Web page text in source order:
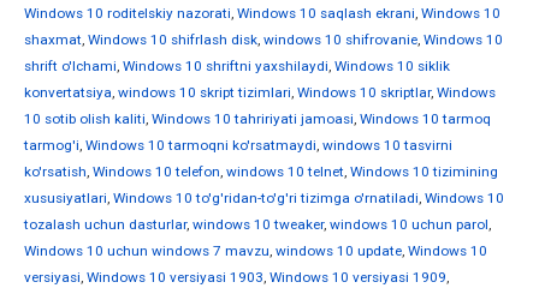
Windows 10 roditelskiy nazorati, Windows 10 saqlash ekrani, Windows 10
shaxmat, Windows 10 shifrlash disk, windows 10 shifrovanie, Windows 10
shrift o'lchami, Windows 10 shriftni yaxshilaydi, Windows 10 siklik
konvertatsiya, windows 10 skript tizimlari, Windows 10 skriptlar, Windows
10 sotib olish kaliti, Windows 10 tahririyati jamoasi, Windows 10 tarmoq
tarmog'i, Windows 10 tarmoqni ko'rsatmaydi, windows 10 tasvirni
ko'rsatish, Windows 10 telefon, windows 10 telnet, Windows 10 tizimining
xususiyatlari, Windows 10 to'g'ridan-to'g'ri tizimga o'rnatiladi, Windows 10
tozalash uchun dasturlar, windows 10 tweaker, windows 10 uchun parol,
Windows 10 uchun windows 7 mavzu, windows 10 update, Windows 10
versiyasi, Windows 10 versiyasi 1903, Windows 10 versiyasi 1909,